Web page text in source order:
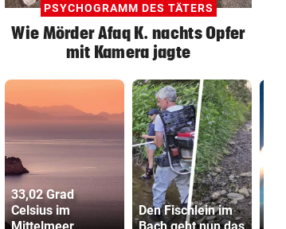
PSYCHOGRAMM DES TÄTERS
Wie Mörder Afaq K. nachts Opfer
mit Kamera jagte
33,02 Grad
Celsius im
Den Fischlein im